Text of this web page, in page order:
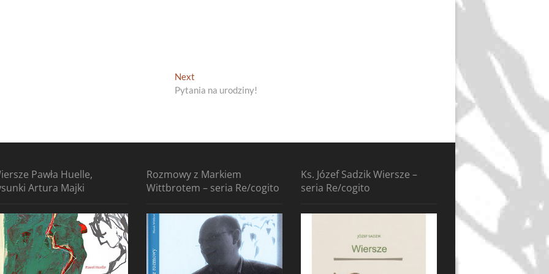
NextNext
post:
Pytania na urodziny!
Pawła Huelle,
Artura Majki
Rozmowy z Markiem
Wittbrotem – seria Re/cogito
Ks. Józef Sadzik Wiersze –
seria Re/cogito